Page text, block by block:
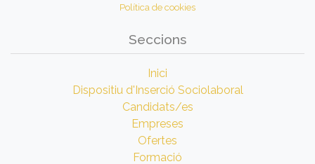
Política de cookies
Seccions
Inici
Dispositiu d'Inserció Sociolaboral
Candidats/es
Empreses
Ofertes
Formació